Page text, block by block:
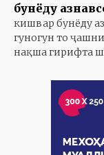
бунёду
кишвар бунёду
гуногун то
нақша гирифта